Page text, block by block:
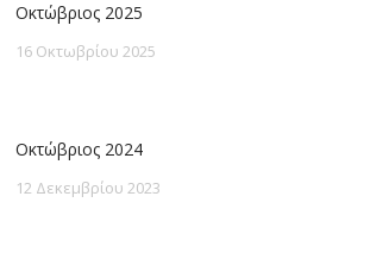
Οκτώβριος 2025
16 Οκτωβρίου 2025
Οκτώβριος 2024
12 Δεκεμβρίου 2023